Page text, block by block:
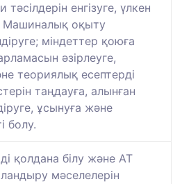
енгізуге, үлкен
Машиналық оқыту
міндеттер қоюға
әзірлеуге,
теориялық есептерді
таңдауға, алынған
ұсынуға және
болу.
қолдана білу және АТ
мәселелерін